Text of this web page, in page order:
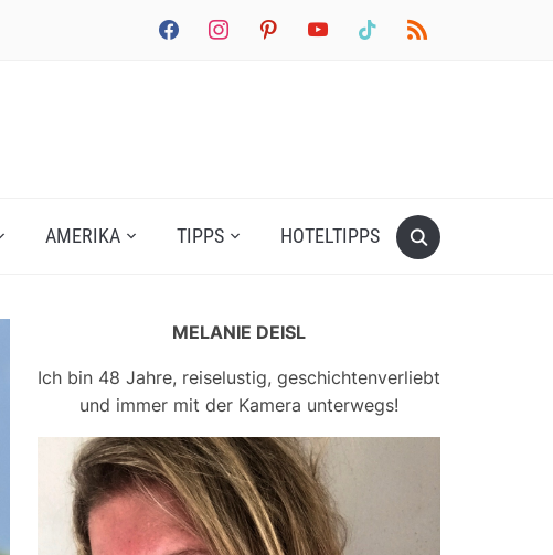
facebookinstagrampinterestyoutube tiktok rss
AMERIKA TIPPS HOTELTIPPS
MELANIE DEISL
Ich bin 48 Jahre, reiselustig, geschichtenverliebt
und immer mit der Kamera unterwegs!